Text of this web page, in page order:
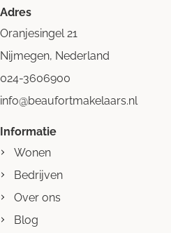
Adres
Oranjesingel 21
Nijmegen, Nederland
024-3606900
info@beaufortmakelaars.nl
Informatie
Wonen
Bedrijven
Over ons
Blog